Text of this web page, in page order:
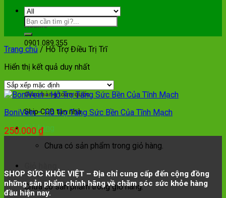
Hotline
0901.089.355
Giao hàng toàn quốc
Ship COD tận nhà
Giỏ hàng
Chưa có sản phẩm trong giỏ hàng.
Chưa có sản phẩm trong giỏ hàng.
Trang chủ / Hỗ Trợ Điều Trị Trĩ
Hiển thị kết quả duy nhất
BoniVein – Hỗ Trợ Tăng Sức Bền Của Tĩnh Mạch
250.000₫
SHOP SỨC KHỎE VIỆT – Địa chỉ cung cấp đến cộng đồng
những sản phẩm chính hãng về chăm sóc sức khỏe hàng
đầu hiện nay.